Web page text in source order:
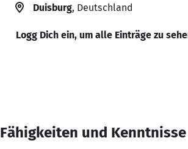
Duisburg, Deutschland
Logg Dich ein, um alle Einträge zu
Fähigkeiten und Kenntnisse